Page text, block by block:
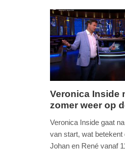
2025
-
12:24
Update:
12-
vrijdag,
Veronica Inside
zomer weer op
Veronica Inside gaat
van start, wat betekent
Johan en René vanaf